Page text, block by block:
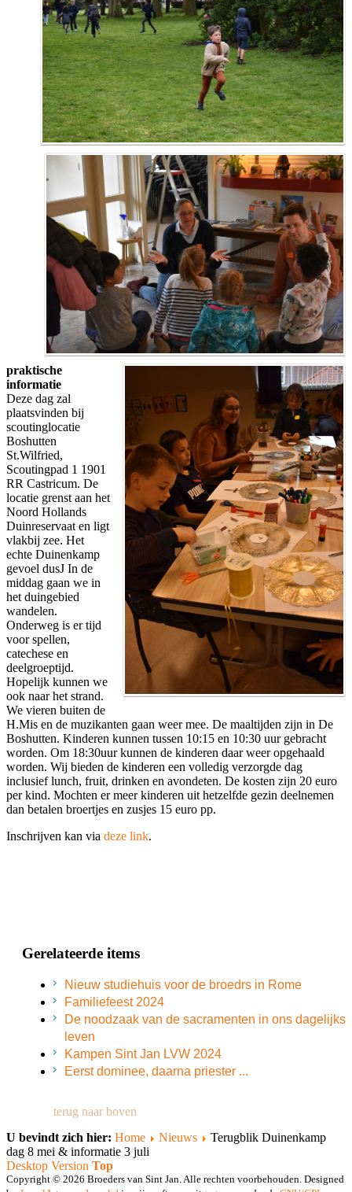
praktische
informatie
Deze dag zal
plaatsvinden bij
scoutinglocatie
Boshutten
St.Wilfried,
Scoutingpad 1 1901
RR Castricum. De
locatie grenst aan het
Noord Hollands
Duinreservaat en ligt
vlakbij zee. Het
echte Duinenkamp
gevoel dusJ In de
middag gaan we in
het duingebied
wandelen.
Onderweg is er tijd
voor spellen,
catechese en
deelgroeptijd.
Hopelijk kunnen we
ook naar het strand.
We vieren buiten de
H.Mis en de muzikanten gaan weer mee. De maaltijden zijn in De
Boshutten. Kinderen kunnen tussen 10:15 en 10:30 uur gebracht
worden. Om 18:30uur kunnen de kinderen daar weer opgehaald
worden. Wij bieden de kinderen een volledig verzorgde dag
inclusief lunch, fruit, drinken en avondeten. De kosten zijn 20 euro
per kind. Mochten er meer kinderen uit hetzelfde gezin deelnemen
dan betalen broertjes en zusjes 15 euro pp.
Inschrijven kan via deze link.
Gerelateerde items
Nieuw studiehuis voor de broedrs in Rome
Familiefeest 2024
De noodzaak van de sacramenten in ons dagelijks
leven
Kampen Sint Jan LVW 2024
Eerst dominee, daarna priester ...
terug naar boven
U bevindt zich hier: Home Nieuws
Terugblik Duinenkamp
dag 8 mei & informatie 3 juli
Desktop Version Top
Copyright © 2026 Broeders van Sint Jan. Alle rechten voorbehouden. Designed